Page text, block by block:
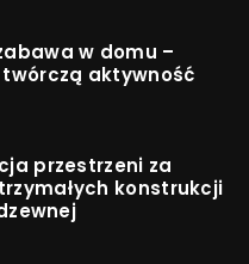
w domu –
twórczą aktywność
przestrzeni za
konstrukcji